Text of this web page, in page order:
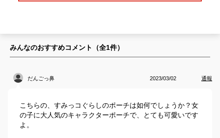
みんなのおすすめコメント（全1件）
だんごっ鼻 2023/03/02 通報
こちらの、すみっコぐらしのポーチは如何でしょうか？女
の子に大人気のキャラクターポーチで、とても可愛いです
よ。